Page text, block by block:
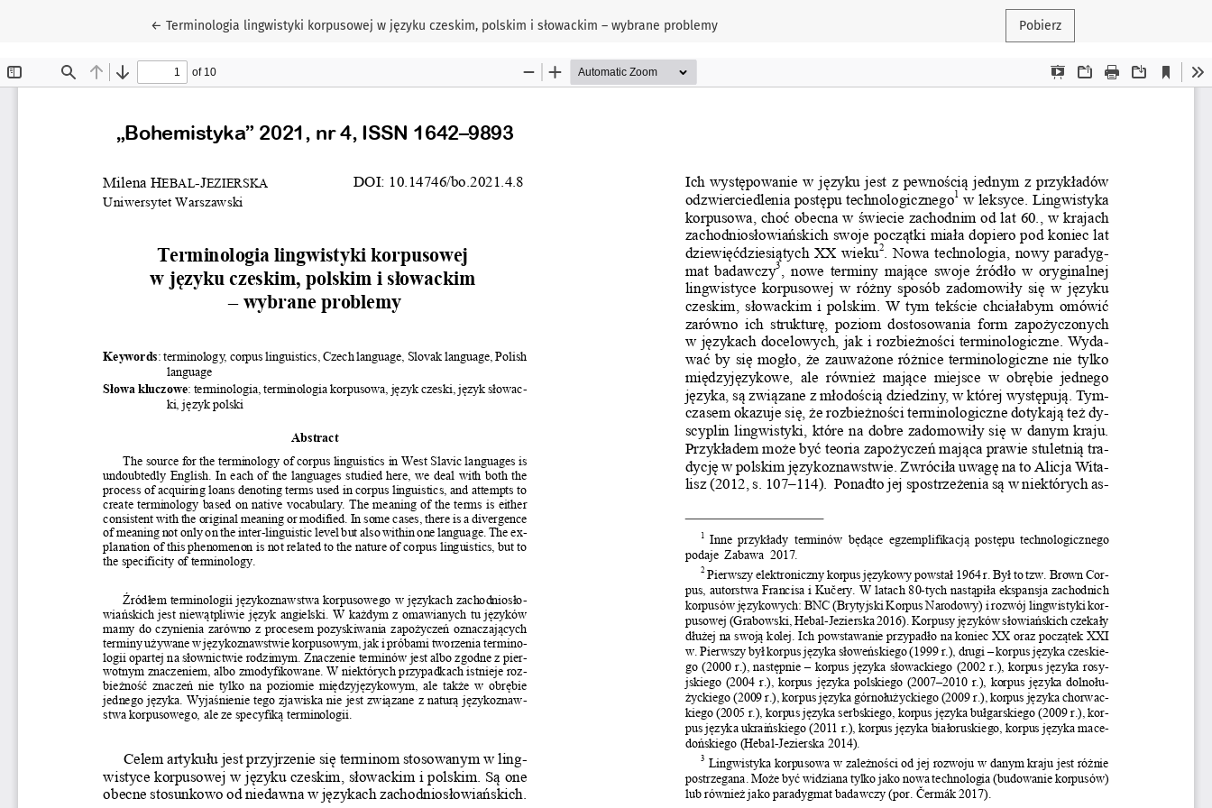
← Wróć do szczegółów artykułu
Terminologia lingwistyki korpusowej w języku czeskim, polskim i słowackim – wybrane problemy Pobierz